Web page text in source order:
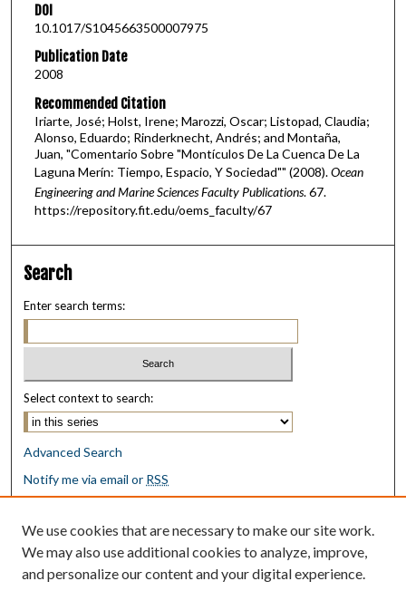
DOI
10.1017/S1045663500007975
Publication Date
2008
Recommended Citation
Iriarte, José; Holst, Irene; Marozzi, Oscar; Listopad, Claudia;
Alonso, Eduardo; Rinderknecht, Andrés; and Montaña,
Juan, "Comentario Sobre "Montículos De La Cuenca De La
Laguna Merín: Tiempo, Espacio, Y Sociedad"" (2008).Ocean
Engineering and Marine Sciences Faculty Publications. 67.
https://repository.fit.edu/oems_faculty/67
Search
Enter search terms:
Select context to search:
Advanced Search
Notify me via email or RSS
Browse
Collections
Disciplines
We use cookies that are necessary to make our site work.
We may also use additional cookies to analyze, improve,
and personalize our content and your digital experience.